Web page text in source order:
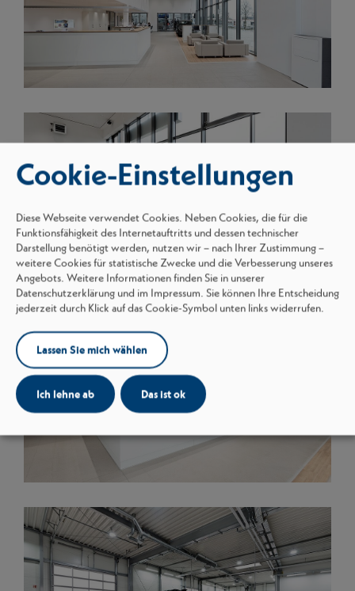
Cookie-Einstellungen
Diese Webseite verwendet Cookies. Neben Cookies, die für die
Funktionsfähigkeit des Internetauftritts und dessen technischer
Darstellung benötigt werden, nutzen wir – nach Ihrer Zustimmung –
weitere Cookies für statistische Zwecke und die Verbesserung unseres
Angebots. Weitere Informationen finden Sie in unserer
Datenschutzerklärung und im Impressum. Sie können Ihre Entscheidung
jederzeit durch Klick auf das Cookie-Symbol unten links widerrufen.
Lassen Sie mich wählen
Ich lehne ab Das ist ok